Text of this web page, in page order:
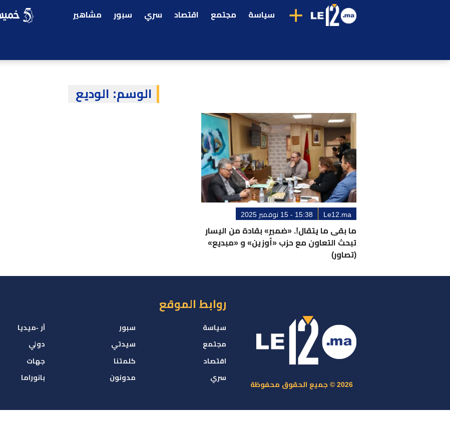
+ سياسة مجتمع اقتصاد سري سبور مشاهير
الوسم: الوديع
Le12.ma 15:38 - 15 نوفمبر 2025
ما بقى ما يتقال!. «ضمير» بقادة من اليسار
تبحث التعاون مع حزب «أوزين» و «مبديع»
(تصاور)
2026 © جميع الحقوق محفوظة
روابط الموقع
سياسة
مجتمع
اقتصاد
سري
سبور
سيدتي
كلمتنا
مدونون
آر -ميديا
دولي
جهات
بانوراما